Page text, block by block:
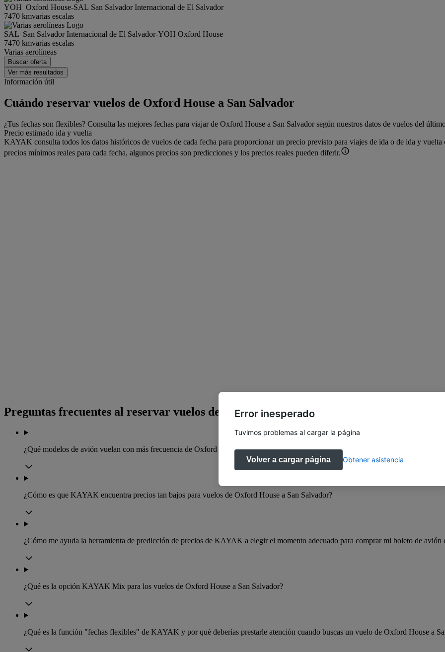
YOH Oxford House-SAL San Salvador Internacional de El Salvador
7470 kmvarias escalas
SAL San Salvador Internacional de El Salvador-YOH Oxford House
7470 kmvarias escalas
Varias aerolíneas
Buscar oferta
Ver más resultados
Información útil
Cuándo reservar vuelos de Oxford House a San Salvador
¿Tus fechas son flexibles? Consulta las mejores fechas para viajar de Oxford House a San Salvador según nuestros datos de vuelos del
Precio estimado ida y vuelta
KAYAK consulta todos los datos históricos de vuelos de cada fecha para proporcionar un precio previsto para viajes de ida o de ida y
precios mínimos reales para cada fecha, algunos precios son predicciones y los precios reales pueden diferir.
Preguntas frecuentes al reservar vuelos de Oxford House a San Salvador
¿Qué modelos de avión vuelan con más frecuencia de Oxford House a San Salvador?
¿Cómo es que KAYAK encuentra precios tan bajos para vuelos de Oxford House a San Salvador?
¿Cómo me ayuda la herramienta de predicción de precios de KAYAK a elegir el momento adecuado para comprar mi boleto de
¿Qué es la opción KAYAK Mix para los vuelos de Oxford House a San Salvador?
¿Qué es la función "fechas flexibles" de KAYAK y por qué deberías prestarle atención cuando buscas un vuelo de Oxford House a
Error inesperado
Tuvimos problemas al cargar la página
Volver a cargar página Obtener asistencia